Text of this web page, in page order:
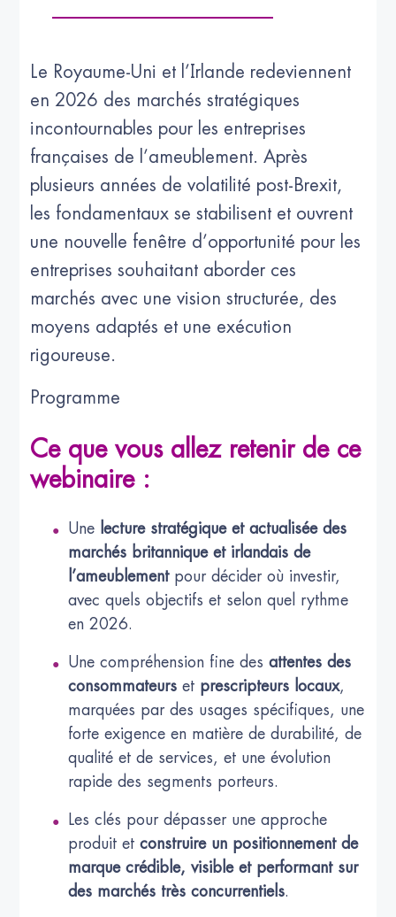
Le Royaume-Uni et l’Irlande redeviennent
en 2026 des marchés stratégiques
incontournables pour les entreprises
françaises de l’ameublement. Après
plusieurs années de volatilité post-Brexit,
les fondamentaux se stabilisent et ouvrent
une nouvelle fenêtre d’opportunité pour les
entreprises souhaitant aborder ces
marchés avec une vision structurée, des
moyens adaptés et une exécution
rigoureuse.
Programme
Ce que vous allez retenir de ce
webinaire :
Une lecture stratégique et actualisée des
marchés britannique et irlandais de
l’ameublement pour décider où investir,
avec quels objectifs et selon quel rythme
en 2026.
Une compréhension fine desattentes des
consommateurset prescripteurs locaux,
marquées par des usages spécifiques, une
forte exigence en matière de durabilité, de
qualité et de services, et une évolution
rapide des segments porteurs.
Les clés pour dépasser une approche
produit etconstruire un positionnement de
marque crédible, visible et performant sur
des marchés très concurrentiels.